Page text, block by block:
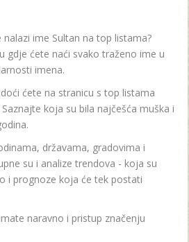
ime Sultan na top listama?
gdje ćete naći svako traženo ime u
imena.
ćete na stranicu s top listama
koja su bila najčešća muška i
državama, gradovima i
su i analize trendova - koja su
i prognoze koja će tek postati
naravno i pristup značenju